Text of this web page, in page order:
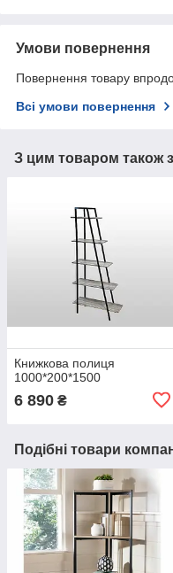
Умови повернення
Повернення товару
Всі умови повернення
З цим товаром також
Книжкова полиця
1000*200*1500
6 890 ₴
Подібні товари